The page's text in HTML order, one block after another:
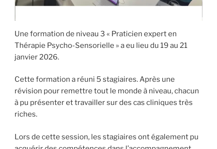
Une formation de niveau 3 « Praticien expert en
Thérapie Psycho-Sensorielle » a eu lieu du 19 au 21
janvier 2026.
Cette formation a réuni 5 stagiaires. Après une
révision pour remettre tout le monde à niveau, chacun
à pu présenter et travailler sur des cas cliniques très
riches.
Lors de cette session, les stagiaires ont également pu